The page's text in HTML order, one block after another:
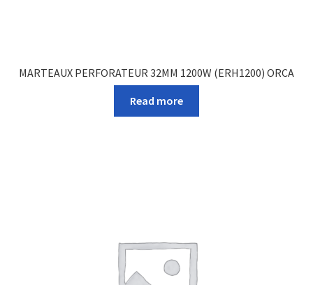
MARTEAUX PERFORATEUR 32MM 1200W (ERH1200) ORCA
Read more